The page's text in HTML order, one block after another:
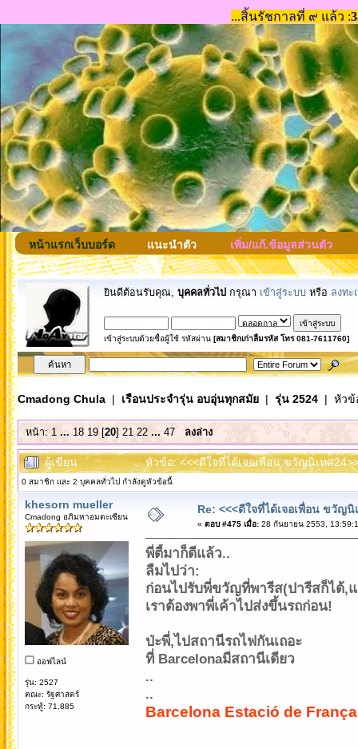
หน้าแรกเว็บบอร์ด แนะนำตัว เพิ่ม/แก้.ข้อมูลส่วนตัว
ยินดีต้อนรับคุณ, บุคคลทั่วไป กรุณา เข้าสู่ระบบ หรือ ลงทะ
เข้าสู่ระบบด้วยชื่อผู้ใช้ รหัสผ่าน [สมาชิกเก่าลืมรหัส โทร 081-7611760]
Cmadong Chula| เรือนประจำรุ่น อบอุ่นทุกสมัย| รุ่น 2524| หัวข้
หน้า:1 ... 18 19[20]21 22 ...47 ลงล่าง
ผู้เขียน หัวข้อ: <<<ดีใจที่ได้เจอเพื่อน ขวัญนิเทศ
0 สมาชิก และ 2 บุคคลทั่วไป กำลังดูหัวข้อนี้
khesorn mueller
Cmadong อภิมหาอมตะเซียน
ออฟไลน์
รุ่น: 2527
คณะ: รัฐศาสตร์
กระทู้: 71,885
Re: <<<ดีใจที่ได้เจอเพื่อน ขวัญนิ
« ตอบ #475 เมื่อ:28 กันยายน 2553,
พี่ตี้มาก็ดีแล้ว..
ลืมไปว่า:
ก่อนไปรับพี่ขวัญที่พารีส(ปารีสก็ได้,
เราต้องพาพี่เค้าไปส่งขึ้นรถก่อน!
ป่ะพี่,ไปสถานีรถไฟกันเถอะ
ที่ Barcelonaมีสถานีเดียว
..
..
Barcelona Estació de França